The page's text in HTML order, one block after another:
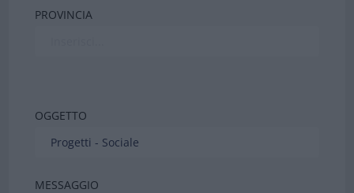
PROVINCIA
OGGETTO
MESSAGGIO